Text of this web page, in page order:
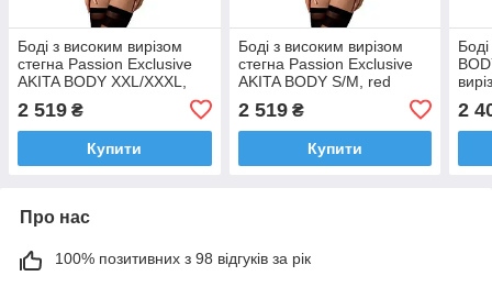
Боді з високим вирізом
стегна Passion Exclusive
AKITA BODY XXL/XXXL,
2 519 ₴
Купити
Боді з високим вирізом
стегна Passion Exclusive
AKITA BODY S/M, red
2 519₴
Купити
2
Про нас
100% позитивних з 98 відгуків за рік